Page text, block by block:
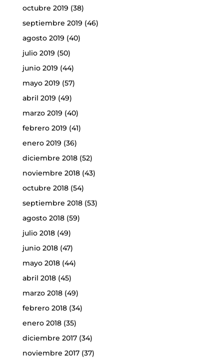
octubre 2019 (38)
septiembre 2019 (46)
agosto 2019 (40)
julio 2019 (50)
junio 2019 (44)
mayo 2019 (57)
abril 2019 (49)
marzo 2019 (40)
febrero 2019 (41)
enero 2019 (36)
diciembre 2018(52)
noviembre 2018(43)
octubre 2018(54)
septiembre 2018(53)
agosto 2018(59)
julio 2018(49)
junio 2018(47)
mayo 2018(44)
abril 2018(45)
marzo 2018(49)
febrero 2018(34)
enero 2018(35)
diciembre 2017(34)
noviembre 2017(37)